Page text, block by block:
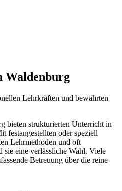
Waldenburg
Lehrkräften und bewährten
bieten strukturierten Unterricht in
festangestellten oder speziell
Lehrmethoden und oft
sie eine verlässliche Wahl. Viele
Betreuung über die reine